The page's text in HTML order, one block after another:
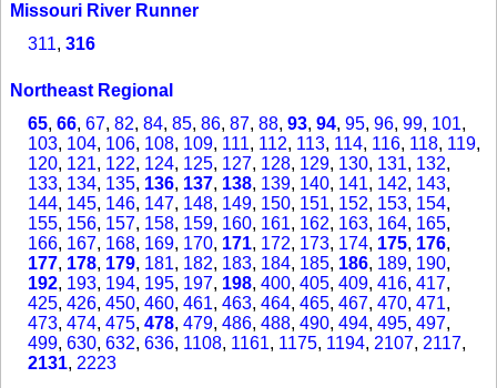
Missouri River Runner
311, 316
Northeast Regional
65, 66, 67, 82, 84, 85, 86, 87, 88, 93, 94, 95, 96, 99, 101,
103, 104, 106, 108, 109, 111, 112, 113, 114, 116, 118, 119,
120, 121, 122, 124, 125, 127, 128, 129, 130, 131, 132,
133, 134, 135, 136, 137, 138, 139, 140, 141, 142, 143,
144, 145, 146, 147, 148, 149, 150, 151, 152, 153, 154,
155, 156, 157, 158, 159, 160, 161, 162, 163, 164, 165,
166, 167, 168, 169, 170, 171, 172, 173, 174, 175, 176,
177, 178, 179, 181, 182, 183, 184, 185, 186, 189, 190,
192, 193, 194, 195, 197, 198, 400, 405, 409, 416, 417,
425, 426, 450, 460, 461, 463, 464, 465, 467, 470, 471,
473, 474, 475, 478, 479, 486, 488, 490, 494, 495, 497,
499, 630, 632, 636, 1108, 1161, 1175, 1194, 2107, 2117,
2131, 2223